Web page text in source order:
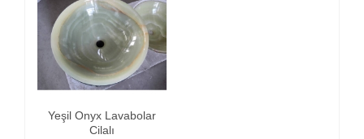
Yeşil Onyx Lavabolar
Cilalı